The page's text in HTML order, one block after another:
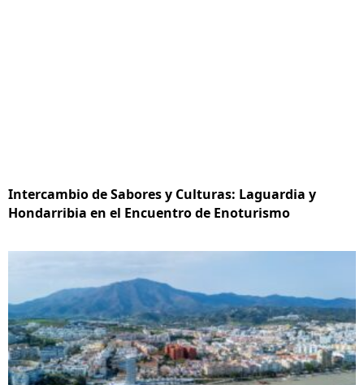
Intercambio de Sabores y Culturas: Laguardia y
Hondarribia en el Encuentro de Enoturismo